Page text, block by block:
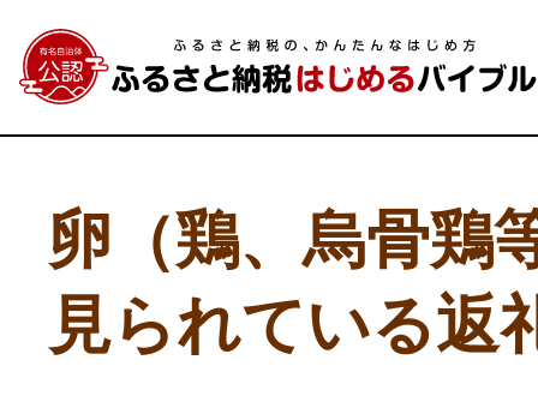
卵（鶏、烏骨鶏
見られている返